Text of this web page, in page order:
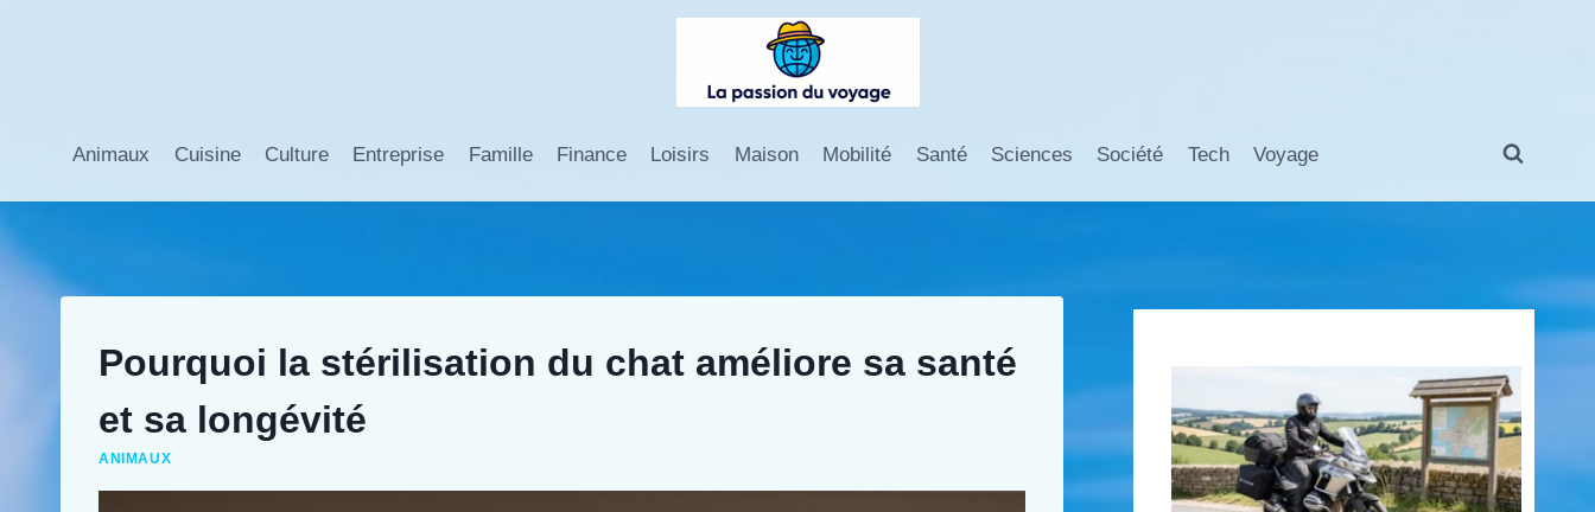
Animaux Cuisine Culture Entreprise Famille Finance Loisirs Maison Mobilité Santé Sciences Société Tech Voyage
Pourquoi la stérilisation du chat améliore sa santé
et sa longévité
ANIMAUX